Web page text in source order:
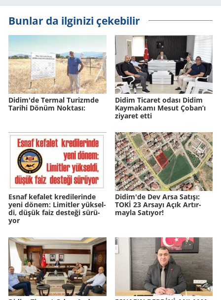
Bunlar da ilginizi çekebilir
Didim'de Ter­mal Tu­rizm­de
Ta­ri­hi Dönüm Nok­ta­sı:
Didim Ticaret odası Didim
Kaymakamı Mesut Çoban’ı
ziyaret etti
Esnaf ke­fa­let kre­di­le­rin­de
yeni dönem: Li­mit­ler yük­sel­
di, düşük faiz des­te­ği sü­rü­
yor
Didim'de Dev Arsa Sa­tı­şı:
TOKİ 23 Ar­sa­yı Açık Ar­tır­
may­la Sa­tı­yor!